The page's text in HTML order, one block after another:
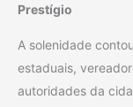
Prestígio
A solenidade
estaduais,
autoridades da